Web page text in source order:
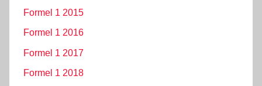
Formel 1 2015
Formel 1 2016
Formel 1 2017
Formel 1 2018